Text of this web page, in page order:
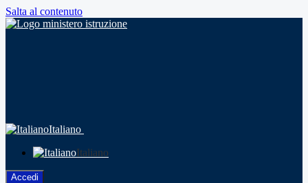
Salta al contenuto
Italiano
Italiano
Accedi